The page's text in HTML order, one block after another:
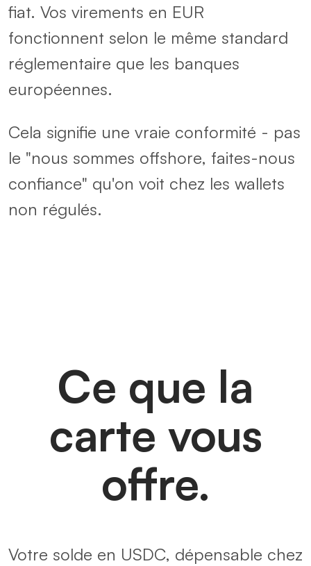
fiat. Vos virements en EUR
fonctionnent selon le même standard
réglementaire que les banques
européennes.
Cela signifie une vraie conformité - pas
le "nous sommes offshore, faites-nous
confiance" qu'on voit chez les wallets
non régulés.
Ce que la
carte vous
offre.
Votre solde en USDC, dépensable chez